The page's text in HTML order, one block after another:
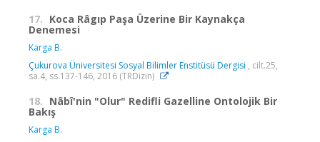
17. Koca Râgıp Paşa Üzerine Bir Kaynakça
Denemesi
Karga B.
Çukurova Üniversitesi Sosyal Bilimler Enstitüsü Dergisi , cilt.25,
sa.4, ss.137-146, 2016 (TRDizin)
18. Nâbî'nin "Olur" Redifli Gazelline Ontolojik Bir
Bakış
Karga B.